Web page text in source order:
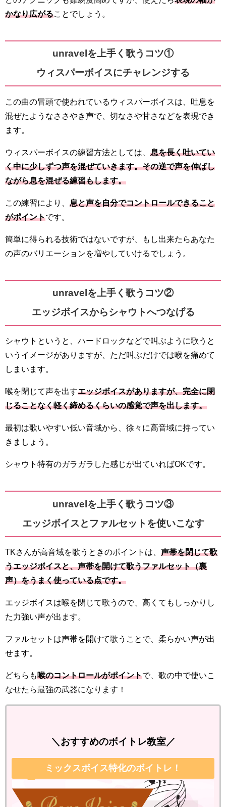
かなり広がる ことでしょう。
unravelを上手く歌うコツ①
ウィスパーボイスにチャレンジする
この曲の冒頭で使われているウィスパーボイスは、吐息を
混ぜたようなささやき声で、切なさや甘さなどを表現でき
ます。
ウィスパーボイスの練習方法としては、 息を長く吐いてい
く中に少しずつ声を混ぜていきます。その逆で声を伸ばし
ながら息を混ぜる練習もします。
この練習により、 息と声を自分でコントロールできること
がポイントです。
簡単に得られる技術ではないですが、もし出来たらあなた
の声のバリエーションを増やしていけるでしょう。
unravelを上手く歌うコツ②
エッジボイスからシャウトへつなげる
シャウトというと、ハードロックなどで叫ぶように歌うと
いうイメージがありますが、ただ叫ぶだけでは喉を痛めて
しまいます。
喉を閉じて声を出すエッジボイスがありますが、完全に閉
じることなく軽く締めるくらいの感覚で声を出します。
最初は歌いやすい低い音域から、徐々に高音域に持ってい
きましょう。
シャウト特有のガラガラした感じが出ていればOKです。
unravelを上手く歌うコツ③
エッジボイスとファルセットを使いこなす
TKさんが高音域を歌うときのポイントは、 声帯を閉じて歌
うエッジボイスと、声帯を開けて歌うファルセット（裏
声）をうまく使っている点です。
エッジボイスは喉を閉じて歌うので、高くてもしっかりし
た力強い声が出ます。
ファルセットは声帯を開けて歌うことで、柔らかい声が出
せます。
どちらも喉のコントロールがポイントで、歌の中で使いこ
なせたら最強の武器になります！
＼おすすめのボイトレ教室／
ミックスボイス特化のボイトレ！